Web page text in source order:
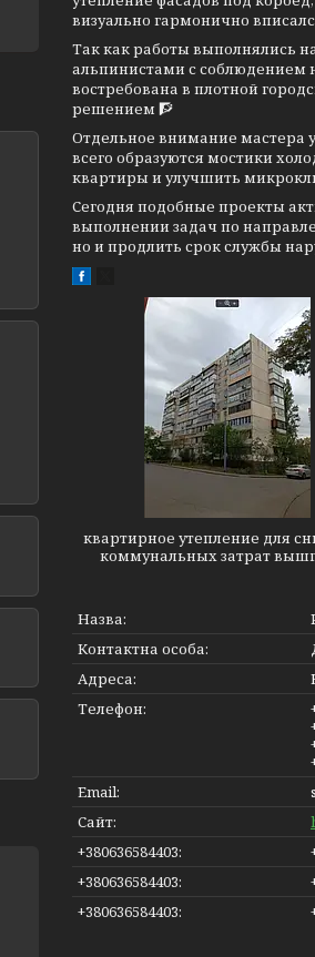
визуально гармонично
Так как работы выполнялись
альпинистами с соблюдением
востребована в плотной
решением 🧗
Отдельное внимание мастера
всего образуются мостики
квартиры и улучшить
Сегодня подобные проекты
выполнении задач по
но и продлить срок службы
квартирное утепление для
коммунальных затрат